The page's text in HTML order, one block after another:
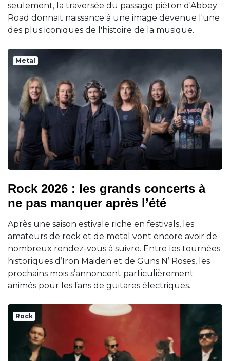
seulement, la traversée du passage piéton d'Abbey
Road donnait naissance à une image devenue l'une
des plus iconiques de l'histoire de la musique.
Metal
Rock 2026 : les grands concerts à
ne pas manquer après l’été
Après une saison estivale riche en festivals, les
amateurs de rock et de metal vont encore avoir de
nombreux rendez-vous à suivre. Entre les tournées
historiques d’Iron Maiden et de Guns N’ Roses, les
prochains mois s’annoncent particulièrement
animés pour les fans de guitares électriques.
Rock